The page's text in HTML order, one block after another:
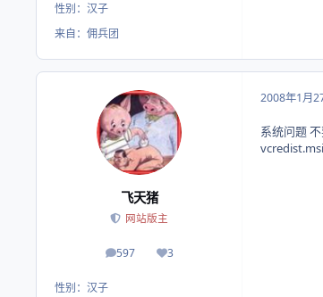
性别： 汉子
来自： 佣兵团
飞天猪
网站版主
597
帖子 3
荣誉积分
性别： 汉子
2008年1月
系统问题